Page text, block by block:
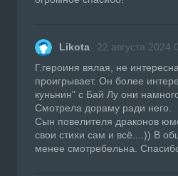
Likota 22 августа 2024
Г.героиня вялая, не
проигрывает. Он более
куньнин" с Бай Лу они
Смотрела дораму ради него.
Сын повелителя драконов
свои стихи сам и всё....)) В
менее смотребельна.